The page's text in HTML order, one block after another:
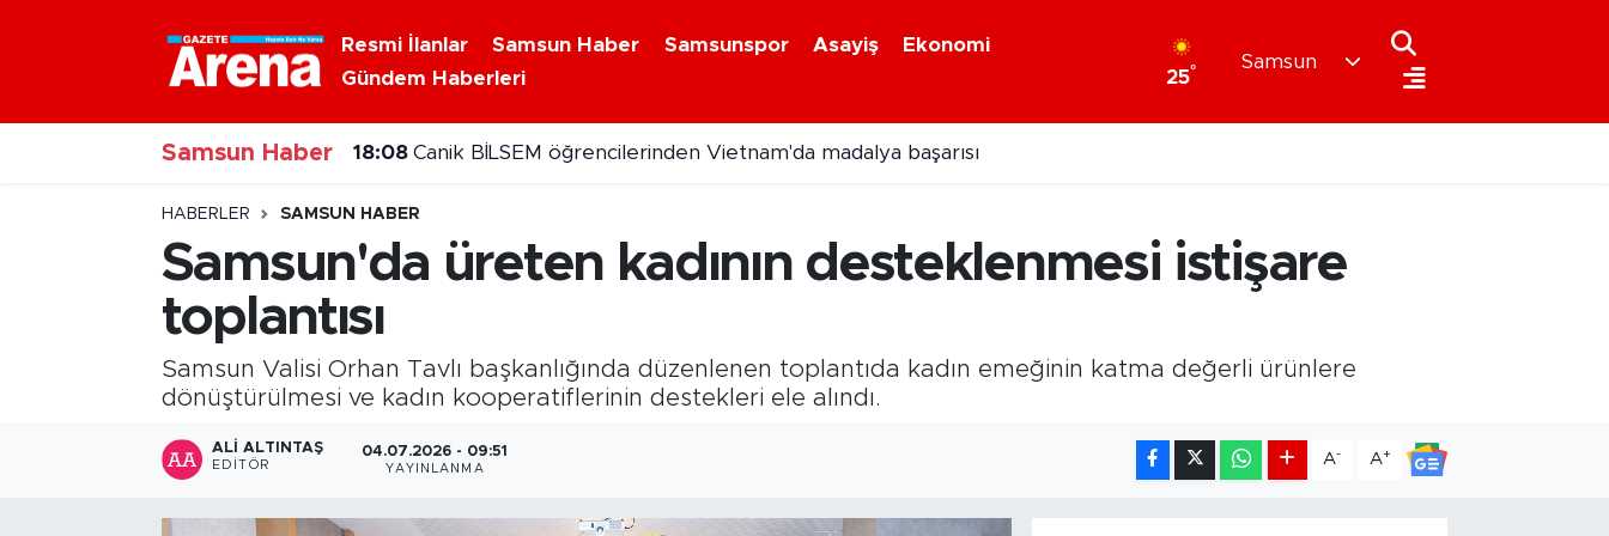
Resmi İlanlar Samsun Haber Samsunspor Asayiş
Ekonomi
Gündem Haberleri
25°
Samsun
Samsun Haber 18:08 Canik BİLSEM öğrencilerinden Vietnam'da madalya başarısı
17:52 Havza geçişinde zincirleme trafik kazası: 2 kişi yaralandı
HABERLER SAMSUN HABER
Samsun'da üreten kadının desteklenmesi istişare
toplantısı
Samsun Valisi Orhan Tavlı başkanlığında düzenlenen toplantıda kadın emeğinin katma değerli ürünlere
dönüştürülmesi ve kadın kooperatiflerinin destekleri ele alındı.
ALI ALTINTAŞ
EDITÖR
04.07.2026 - 09:51
YAYINLANMA
A- A+
Nöbetçi Eczaneler
Hava Durumu
Samsun Namaz Vakitleri
Trafik Durumu
Süper Lig Puan Durumu ve Fikstür
Tüm Manşetler
Son Dakika Haberleri
Haber Arşivi